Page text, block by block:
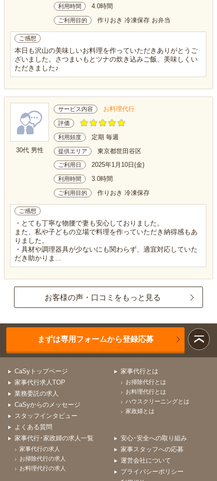
利用時間 4.0時間
ご利用目的 作りおき 冷凍保存 お弁当
ご感想
本日も沢山の美味しいお料理を作っていただきありがとうご
ざいました。さつまいもとツナの炊き込みご飯、美味しくい
ただきました♪
30代 男性
サービス内容 お料理代行
評価
利用頻度 定期 毎週
提供エリア 東京都世田谷区
ご利用日 2025年1月10日(金)
利用時間 3.0時間
ご利用目的 作りおき 冷凍保存
ご感想
・とても丁寧な物腰で妻も安心しておりました。
また、私や子どもの立場で料理を作っていただき納得感もあ
りました。
・具材や調理器具が少ないにも関わらず、適宜対応していた
だき助かりま...
お客様の声・口コミをもっと見る
まずは専用フォームから登録応募
CaSyトップページ
家事代行求人TOP
業務委託の求人
CaSyからのメッセージ
スタッフインタビュー
よくある質問
家事代行とは
お掃除代行とは
お料理代行とは
ハウスクリーニングとは
家政婦とは
家事代行･家政婦の求人一覧
家事代行の求人
お掃除代行の求人
お料理代行の求人
安心･安全への取り組み
家事スタッフへの応募
運営会社について
プライバシーポリシー